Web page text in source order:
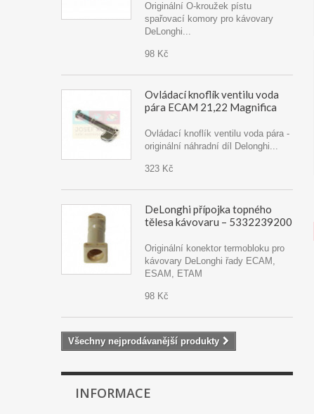
Originální O-kroužek pístu
spařovací komory pro kávovary
DeLonghi...
98 Kč
Ovládací knoflík ventilu voda
pára ECAM 21,22 Magnifica
Ovládací knoflík ventilu voda pára -
originální náhradní díl Delonghi...
323 Kč
DeLonghi přípojka topného
tělesa kávovaru – 5332239200
Originální konektor termobloku pro
kávovary DeLonghi řady ECAM,
ESAM, ETAM
98 Kč
Všechny nejprodávanější produkty
INFORMACE